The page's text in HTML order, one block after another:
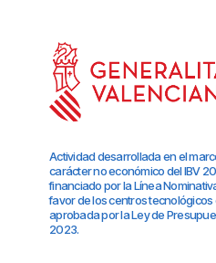
Actividad desarrollada en el
carácter no económico del IBV
financiado por la Línea
favor de los centros tecnológicos
aprobada por la Ley de
2023.